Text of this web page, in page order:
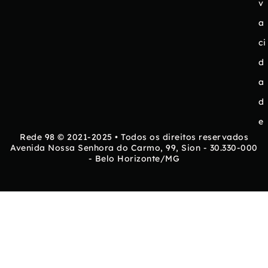
v
a
ci
d
a
d
e
Rede 98 © 2021-2025 • Todos os direitos reservados
Avenida Nossa Senhora do Carmo, 99, Sion - 30.330-000
- Belo Horizonte/MG